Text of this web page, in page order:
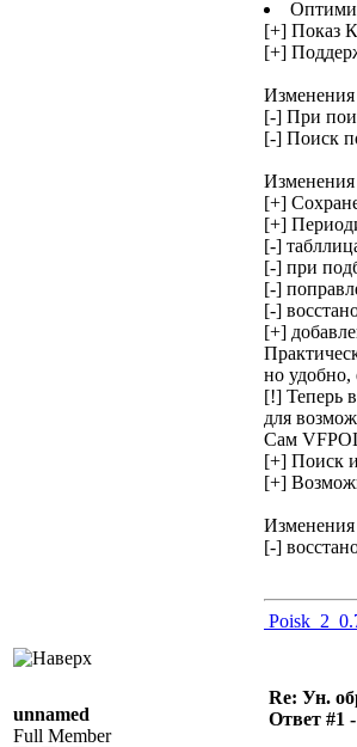
[+] Показ
[+]
[-] При
[-] Поиск
[+]
[+]
[-]
[-] при
[-]
[-]
[+]
но удобно,
[!] Теперь
для
Сам
[+] Поиск
[+]
[-]
unnamed
Full Member
Re: Ун.
Ответ #1 -